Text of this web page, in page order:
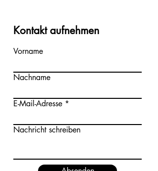
Kontakt aufnehmen
Vorname
Nachname
E-Mail-Adresse
Nachricht schreiben